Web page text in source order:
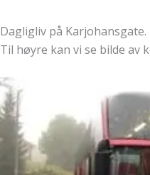
Dagligliv på
Til høyre kan vi se bilde av